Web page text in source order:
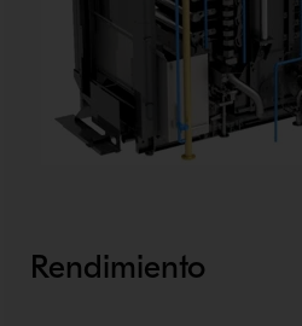
Rendimiento